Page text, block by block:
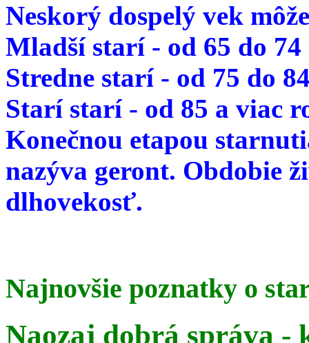
Neskorý dospelý vek
Mladší starí - od 65 do
Stredne starí - od 75 do
Starí starí - od 85 a viac
Konečnou etapou
nazýva geront. Obdobie
dlhovekosť.
Najnovšie poznatky o
Naozaj dobrá správa -